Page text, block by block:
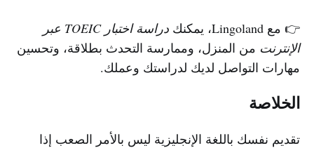
👉 مع Lingoland، يمكنك
دراسة اختبار TOEIC عبر
الإنترنت من المنزل، وممارسة التحدث بطلاقة، وتحسين
مهارات التواصل لديك لدراستك وعملك.
الخلاصة
تقديم نفسك باللغة الإنجليزية ليس بالأمر الصعب إذا